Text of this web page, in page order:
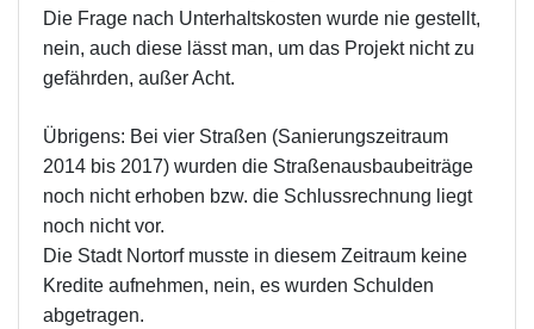
Die Frage nach Unterhaltskosten wurde nie gestellt,
nein, auch diese lässt man, um das Projekt nicht zu
gefährden, außer Acht.
Übrigens: Bei vier Straßen (Sanierungszeitraum
2014 bis 2017) wurden die Straßenausbaubeiträge
noch nicht erhoben bzw. die Schlussrechnung liegt
noch nicht vor.
Die Stadt Nortorf musste in diesem Zeitraum keine
Kredite aufnehmen, nein, es wurden Schulden
abgetragen.